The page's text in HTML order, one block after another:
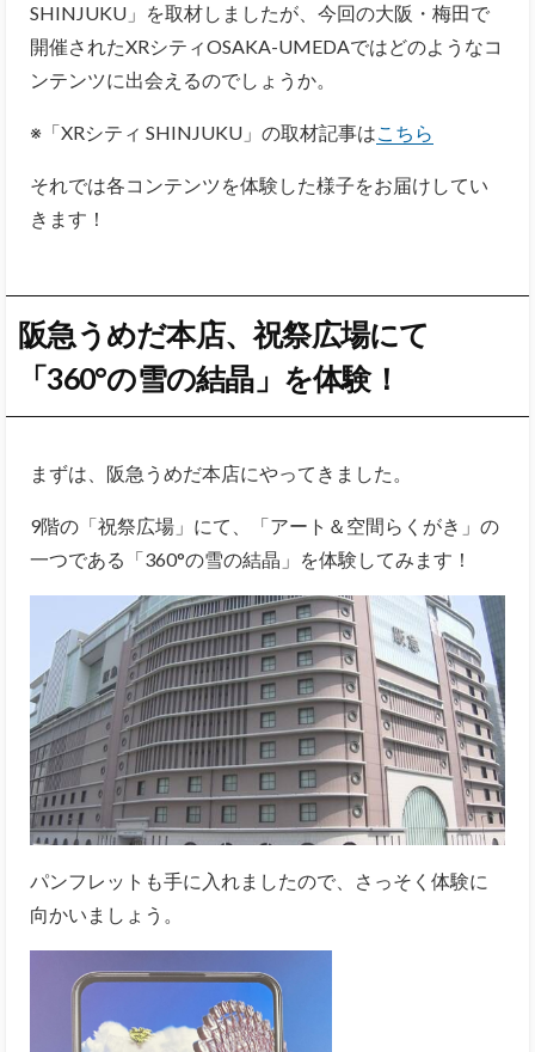
SHINJUKU」を取材しましたが、今回の大阪・梅田で
開催されたXRシティOSAKA-UMEDAではどのようなコ
ンテンツに出会えるのでしょうか。
※「XRシティ SHINJUKU」の取材記事はこちら
それでは各コンテンツを体験した様子をお届けしてい
きます！
阪急うめだ本店、祝祭広場にて
「360°の雪の結晶」を体験！
まずは、阪急うめだ本店にやってきました。
9階の「祝祭広場」にて、「アート＆空間らくがき」の
一つである「360°の雪の結晶」を体験してみます！
パンフレットも手に入れましたので、さっそく体験に
向かいましょう。